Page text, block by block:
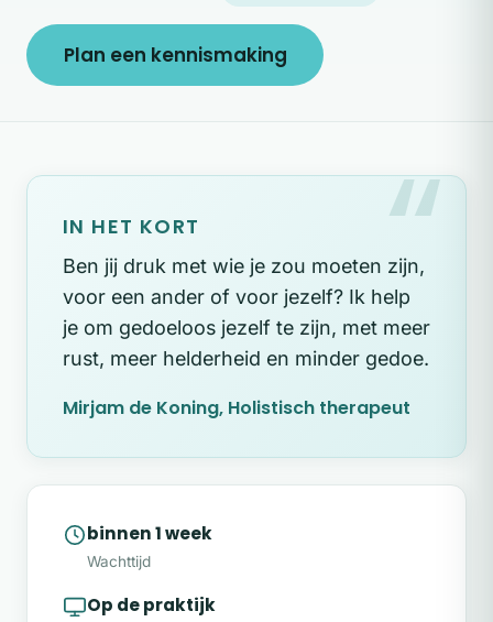
Plan een kennismaking
IN HET KORT
Ben jij druk met wie je zou moeten zijn,
voor een ander of voor jezelf? Ik help
je om gedoeloos jezelf te zijn, met meer
rust, meer helderheid en minder gedoe.
Mirjam de Koning, Holistisch therapeut
binnen 1 week
Wachttijd
Op de praktijk